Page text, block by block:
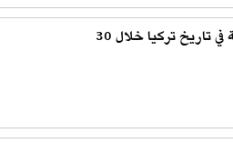
محطات هامة في تاريخ تركيا خلال 30